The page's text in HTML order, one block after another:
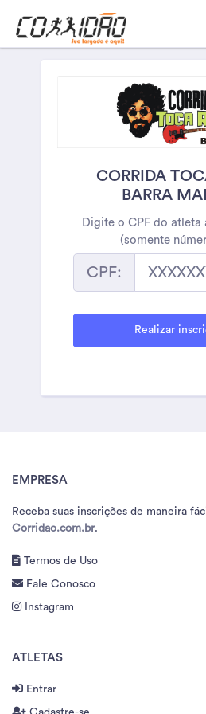
CORRIDA
BARRA
Digite o CPF do atleta
(somente
CPF:
EMPRESA
Receba suas inscrições de maneira
Corridao.com.br.
Termos de Uso
Fale Conosco
Instagram
ATLETAS
Entrar